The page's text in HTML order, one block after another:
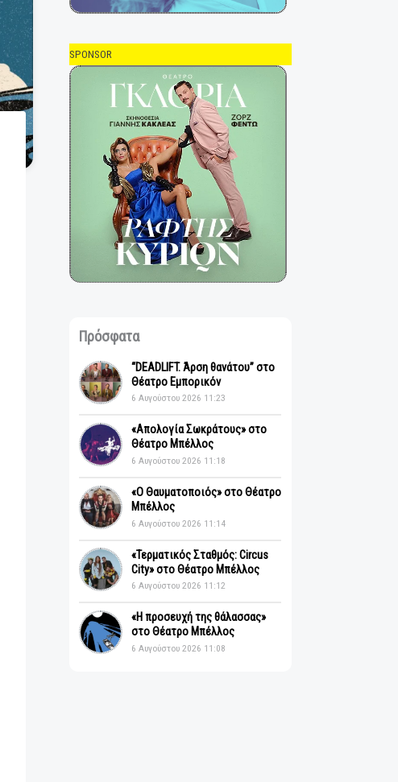
SPONSOR
Θέατρο Εμπορικόν
«Απολογία Σωκράτους» στο
6 Αυγούστου 2026 11:18
«Ο Θαυματοποιός» στο Θέατρο
6 Αυγούστου 2026 11:14
«Τερματικός Σταθμός: Circus